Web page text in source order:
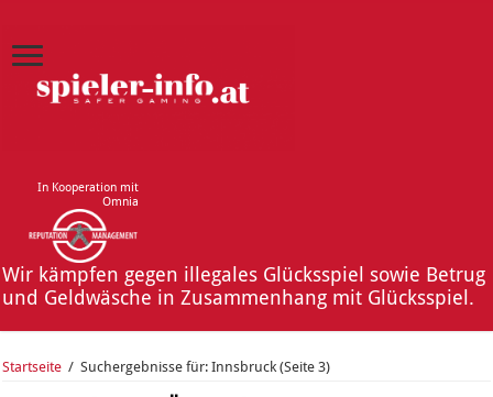
In Kooperation mit
Omnia
Wir kämpfen gegen illegales Glücksspiel sowie Betrug
und Geldwäsche in Zusammenhang mit Glücksspiel.
Startseite / Suchergebnisse für: Innsbruck(Seite 3)